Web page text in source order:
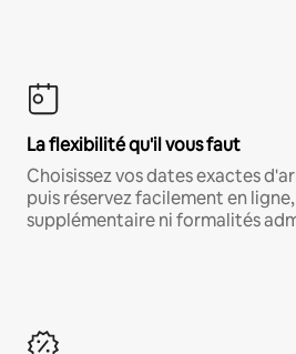
La flexibilité qu'il vous faut
Choisissez vos dates exactes
puis réservez facilement en
supplémentaire ni formalités